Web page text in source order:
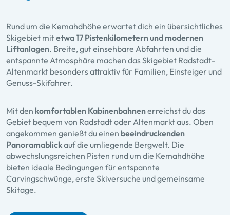
Rund um die Kemahdhöhe erwartet dich ein übersichtliches
Skigebiet mitetwa 17 Pistenkilometern und modernen
Liftanlagen. Breite, gut einsehbare Abfahrten und die
entspannte Atmosphäre machen das Skigebiet Radstadt-
Altenmarkt besonders attraktiv für Familien, Einsteiger und
Genuss-Skifahrer.
Mit den komfortablen Kabinenbahnenerreichst du das
Gebiet bequem von Radstadt oder Altenmarkt aus. Oben
angekommen genießt du einen beeindruckenden
Panoramablickauf die umliegende Bergwelt. Die
abwechslungsreichen Pisten rund um die Kemahdhöhe
bieten ideale Bedingungen für entspannte
Carvingschwünge, erste Skiversuche und gemeinsame
Skitage.